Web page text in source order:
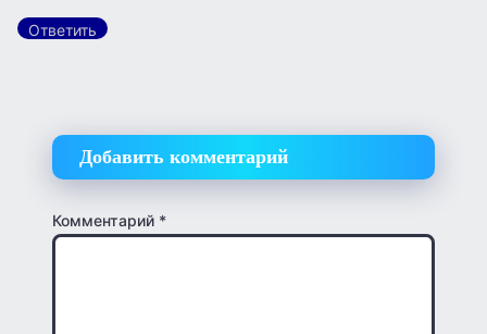
Ответить
Добавить комментарий
Комментарий *